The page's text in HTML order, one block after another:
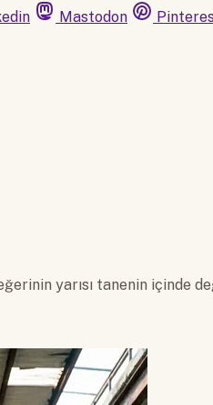
Mastodon
yarısı tanenin içinde